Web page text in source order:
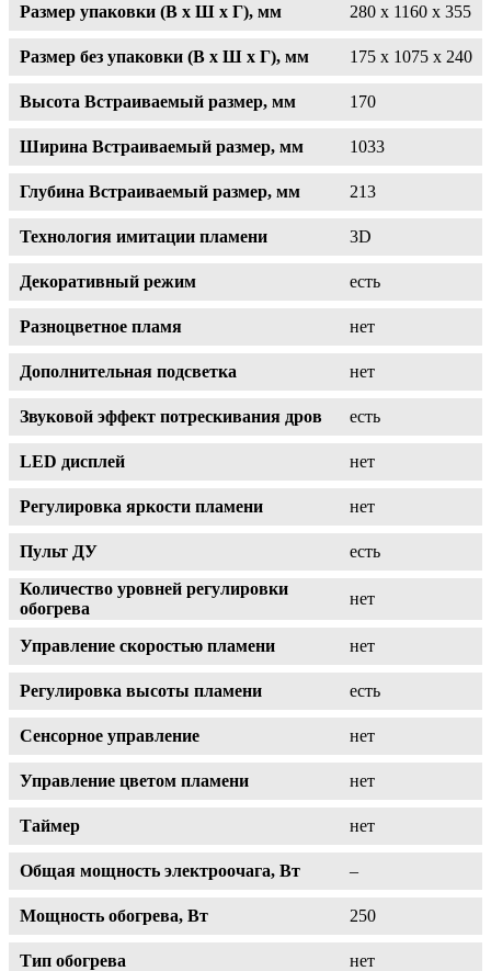
Размер упаковки (В x Ш x Г), мм 280 x 1160 x 355
Размер без упаковки (В x Ш x Г), мм 175 x 1075 x 240
Высота Встраиваемый размер, мм 170
Ширина Встраиваемый размер, мм 1033
Глубина Встраиваемый размер, мм 213
Технология имитации пламени 3D
Декоративный режим есть
Разноцветное пламя нет
Дополнительная подсветка нет
Звуковой эффект потрескивания дров есть
LED дисплей нет
Регулировка яркости пламени нет
Пульт ДУ
есть
Количество уровней регулировки
обогрева
нет
Управление скоростью пламени нет
Регулировка высоты пламени есть
Сенсорное управление нет
Управление цветом пламени нет
Таймер нет
Общая мощность электроочага, Вт –
Мощность обогрева, Вт 250
Тип обогрева нет